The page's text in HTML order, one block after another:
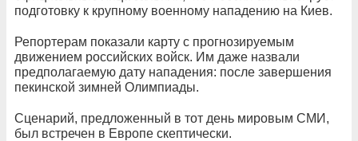
подготовку к крупному военному нападению на Киев.
Репортерам показали карту с прогнозируемым
движением российских войск. Им даже назвали
предполагаемую дату нападения: после завершения
пекинской зимней Олимпиады.
Сценарий, предложенный в тот день мировым СМИ,
был встречен в Европе скептически.